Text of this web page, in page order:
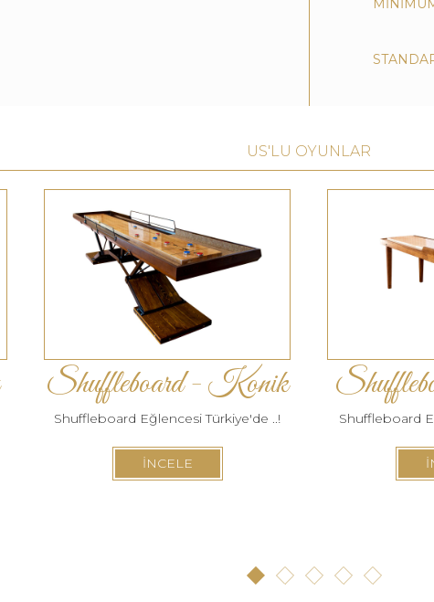
US'LU OYUNLAR
Shuffleboard - Konik
Shuffleboard Eğlencesi Türkiye'de ..!
İNCELE
Shuffleboard